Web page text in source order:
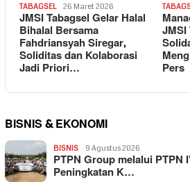
TABAGSEL 26 Maret 2026
JMSI Tabagsel Gelar Halal
Bihalal Bersama
Fahdriansyah Siregar,
Soliditas dan Kolaborasi
Jadi Priori…
JMSI
Pers
BISNIS & EKONOMI
BISNIS 9 Agustus 2026
PTPN Group melalui PTPN
Peningkatan K…